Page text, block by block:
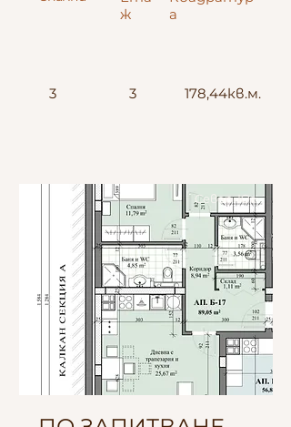
ж
а
3 3 178,44кв.м.
Север-Юг